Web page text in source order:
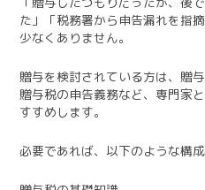
た」「税務署から申告漏れを指
少なくありません。
贈与を検討されている方は、贈
贈与税の申告義務など、専門家
すすめします。
必要であれば、以下のような構